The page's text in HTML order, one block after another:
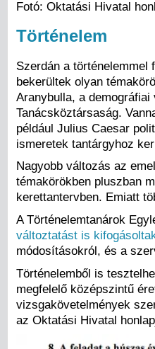
Fotó: Oktatási Hivatal
Történelem
Szerdán a
bekerültek olyan
Aranybulla, a
Tanácsköztársaság.
például Julius Caesar
ismeretek tantárgyhoz
Nagyobb változás az
témakörökben pluszban
kerettantervben. Emiatt
A Történelemtanárok
változtatást is
módosításokról, és a
Történelemből is
megfelelő középszintű
vizsgakövetelmények
az Oktatási Hivatal